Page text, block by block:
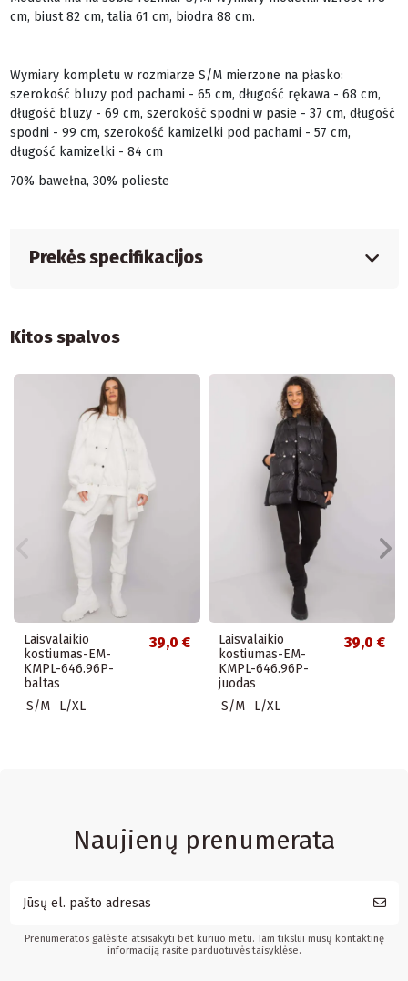
cm, biust 82 cm, talia 61 cm, biodra 88 cm.
Wymiary kompletu w rozmiarze S/M mierzone na płasko:
szerokość bluzy pod pachami - 65 cm, długość rękawa - 68 cm,
długość bluzy - 69 cm, szerokość spodni w pasie - 37 cm, długość
spodni - 99 cm, szerokość kamizelki pod pachami - 57 cm,
długość kamizelki - 84 cm
70% bawełna, 30% polieste
Prekės specifikacijos
Kitos spalvos
Laisvalaikio
kostiumas-EM-
KMPL-646.96P-
baltas
39,0 €
S/M L/XL
Laisvalaikio
kostiumas-EM-
KMPL-646.96P-
juodas
39,0 €
S/M L/XL
Naujienų prenumerata
Prenumeratos galėsite atsisakyti bet kuriuo metu. Tam tikslui mūsų kontaktinę
informaciją rasite parduotuvės taisyklėse.